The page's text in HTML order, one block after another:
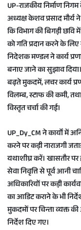
l
UP-राजकीय निर्माण
अध्यक्ष केशव प्रसाद मौर्य
कि विभाग की बिगड़ी
को गति प्रदान करने के
निदेशक मण्डल ने कार्य
बनाए जाने का सुझाव
बढ़ते मुकदमें, लचर कार्य
विलम्ब, स्टाफ की कमी,
विस्तृत चर्चा की गई।
UP_Dy_CM ने कार्यों में
करने पर कड़ी नाराजगी
यथाशीघ्र करें। खासतौर
सेवा निवृत्ति से पूर्व आनी
अधिकारियों पर कड़ी
का आडिट कराने के भी
मुकदमों पर चिन्ता व्यक्त
निर्देश दिए गए।